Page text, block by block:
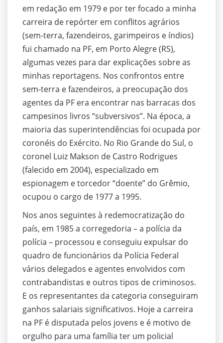
em redação em 1979 e por ter focado a minha
carreira de repórter em conflitos agrários
(sem-terra, fazendeiros, garimpeiros e índios)
fui chamado na PF, em Porto Alegre (RS),
algumas vezes para dar explicações sobre as
minhas reportagens. Nos confrontos entre
sem-terra e fazendeiros, a preocupação dos
agentes da PF era encontrar nas barracas dos
campesinos livros “subversivos”. Na época, a
maioria das superintendências foi ocupada por
coronéis do Exército. No Rio Grande do Sul, o
coronel Luiz Makson de Castro Rodrigues
(falecido em 2004), especializado em
espionagem e torcedor “doente” do Grêmio,
ocupou o cargo de 1977 a 1995.
Nos anos seguintes à redemocratização do
país, em 1985 a corregedoria – a polícia da
polícia – processou e conseguiu expulsar do
quadro de funcionários da Polícia Federal
vários delegados e agentes envolvidos com
contrabandistas e outros tipos de criminosos.
E os representantes da categoria conseguiram
ganhos salariais significativos. Hoje a carreira
na PF é disputada pelos jovens e é motivo de
orgulho para uma família ter um policial